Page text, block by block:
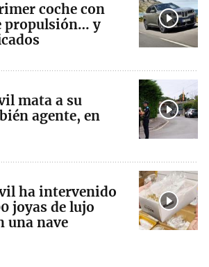
coche con
propulsión… y
mata a su
agente, en
ha intervenido
joyas de lujo
una nave